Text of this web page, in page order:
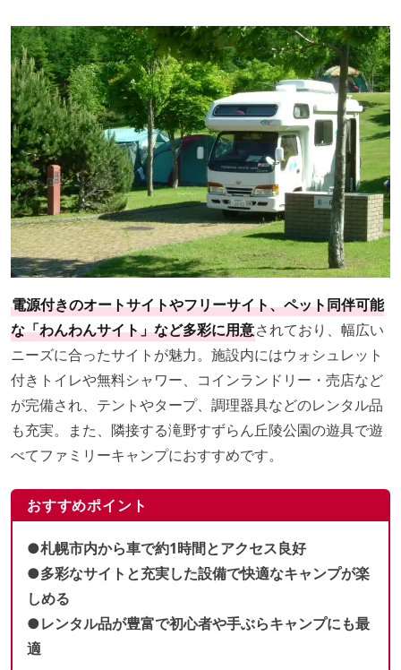
電源付きのオートサイトやフリーサイト、ペット同伴可能
な「わんわんサイト」など多彩に用意されており、幅広い
ニーズに合ったサイトが魅力。施設内にはウォシュレット
付きトイレや無料シャワー、コインランドリー・売店など
が完備され、テントやタープ、調理器具などのレンタル品
も充実。また、隣接する滝野すずらん丘陵公園の遊具で遊
べてファミリーキャンプにおすすめです。
おすすめポイント
●札幌市内から車で約1時間とアクセス良好
●多彩なサイトと充実した設備で快適なキャンプが楽
しめる
●レンタル品が豊富で初心者や手ぶらキャンプにも最
適